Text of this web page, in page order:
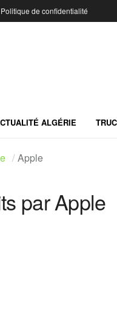
Politique de confidentialité
ALGÉRIE
Apple
par Apple